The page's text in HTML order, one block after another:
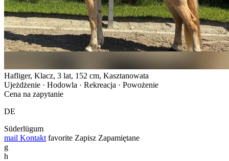
Hafliger, Klacz, 3 lat, 152 cm, Kasztanowata
Ujeżdżenie · Hodowla · Rekreacja · Powożenie
Cena na zapytanie
DE
Süderlügum
mail Kontakt favorite Zapisz Zapamiętane
g
h